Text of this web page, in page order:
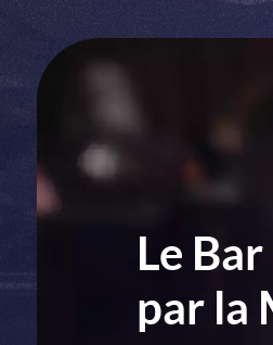
Le
par la